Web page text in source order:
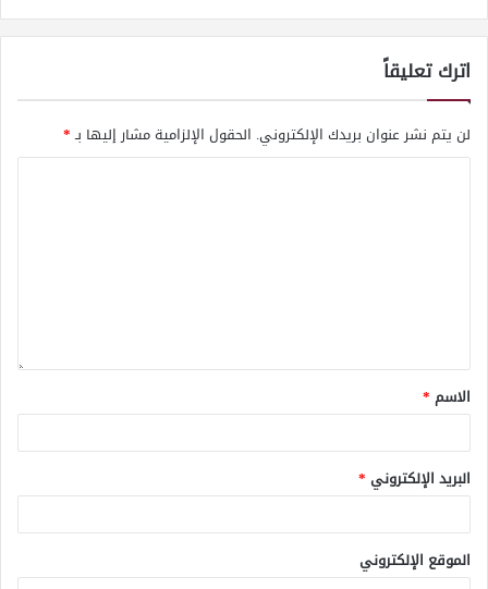
اترك تعليقاً
لن يتم نشر عنوان بريدك الإلكتروني. الحقول الإلزامية مشار إليها بـ*
الاسم *
البريد الإلكتروني *
الموقع الإلكتروني